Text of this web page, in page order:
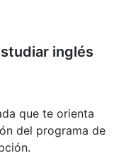
inglés
que te orienta
del programa de